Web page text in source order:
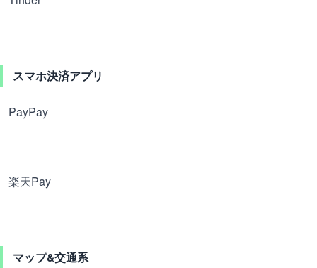
スマホ決済アプリ
PayPay
楽天Pay
マップ&交通系